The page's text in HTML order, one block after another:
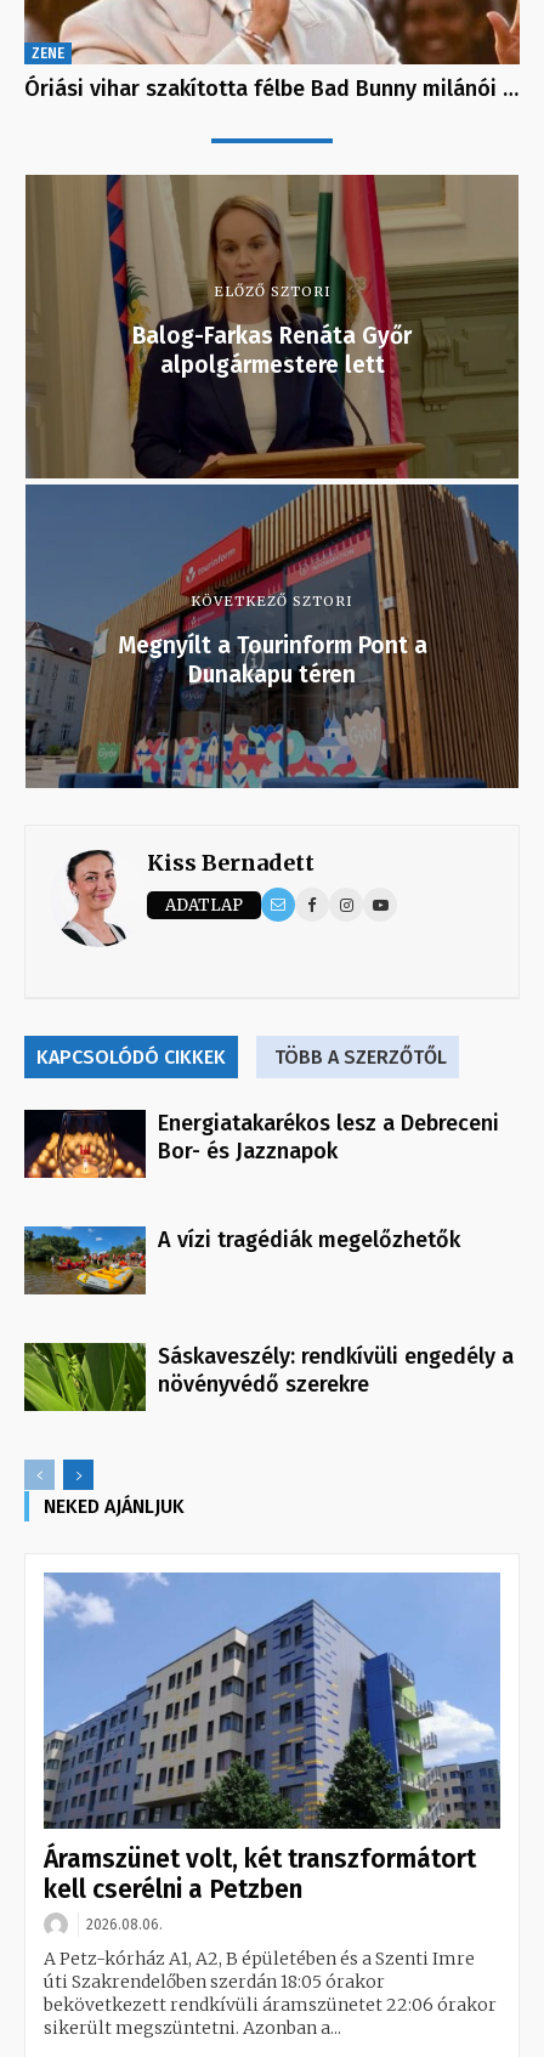
ZENE
Óriási vihar szakította félbe Bad Bunny milánói …
ELŐZŐ SZTORI
Balog-Farkas Renáta Győr
alpolgármestere lett
KÖVETKEZŐ SZTORI
Megnyílt a Tourinform Pont a
Dunakapu téren
Kiss Bernadett
ADATLAP
KAPCSOLÓDÓ CIKKEK TÖBB A SZERZŐTŐL
Energiatakarékos lesz a Debreceni
Bor- és Jazznapok
A vízi tragédiák megelőzhetők
Sáskaveszély: rendkívüli engedély a
növényvédő szerekre
NEKED AJÁNLJUK
Áramszünet volt, két transzformátort
kell cserélni a Petzben
2026.08.06.
A Petz-kórház A1, A2, B épületében és a Szenti Imre
úti Szakrendelőben szerdán 18:05 órakor
bekövetkezett rendkívüli áramszünetet 22:06 órakor
sikerült megszüntetni. Azonban a...